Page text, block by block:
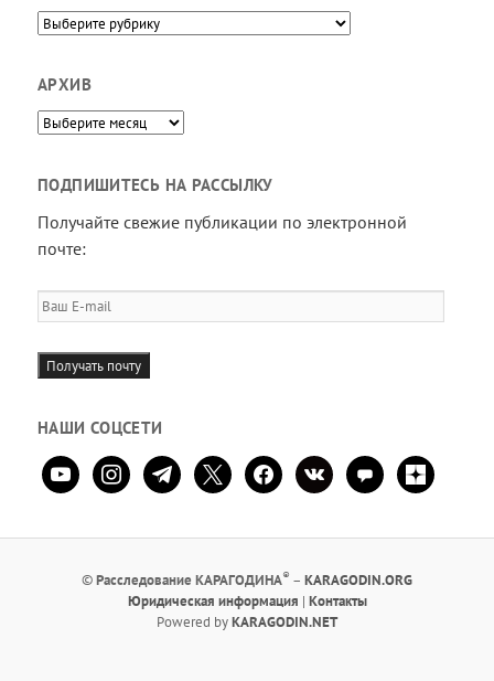
Направления
АРХИВ
Архив
ПОДПИШИТЕСЬ НА РАССЫЛКУ
Получайте свежие публикации по электронной
почте:
Ваш
E-
mail
Получать почту
НАШИ СОЦСЕТИ
youtubeinstagramtelegram
x facebookvkontaktecomment
zen-
yandex
©Расследование КАРАГОДИНА® – KARAGODIN.ORG
Юридическая информация | Контакты
Powered byKARAGODIN.NET